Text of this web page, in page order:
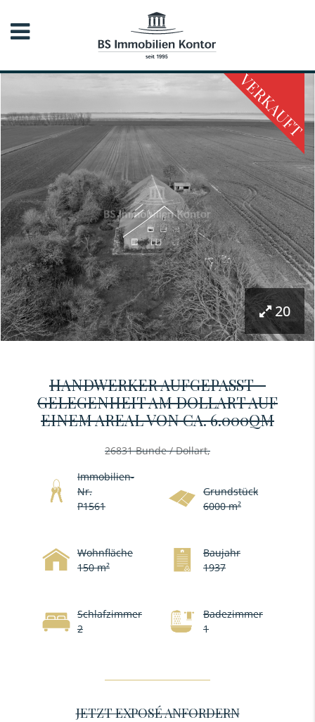
VERKAUFT
20
HANDWERKER AUFGEPASST –
GELEGENHEIT AM DOLLART AUF
EINEM AREAL VON CA. 6.000QM
26831 Bunde / Dollart,
Immobilien-
Nr.
P1561
Grundstück
6000 m²
Wohnfläche
150 m²
Baujahr
1937
Schlafzimmer
2
Badezimmer
1
JETZT EXPOSÉ ANFORDERN